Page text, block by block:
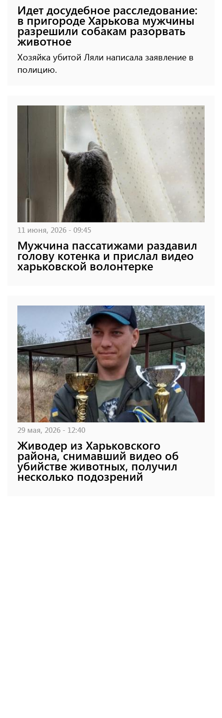
Идет досудебное расследование:
в пригороде Харькова мужчины
разрешили собакам разорвать
животное
Хозяйка убитой Ляли написала заявление в
полицию.
11 июня, 2026 - 09:45
Мужчина пассатижами раздавил
голову котенка и прислал видео
харьковской волонтерке
29 мая, 2026 - 12:40
Живодер из Харьковского
района, снимавший видео об
убийстве животных, получил
несколько подозрений